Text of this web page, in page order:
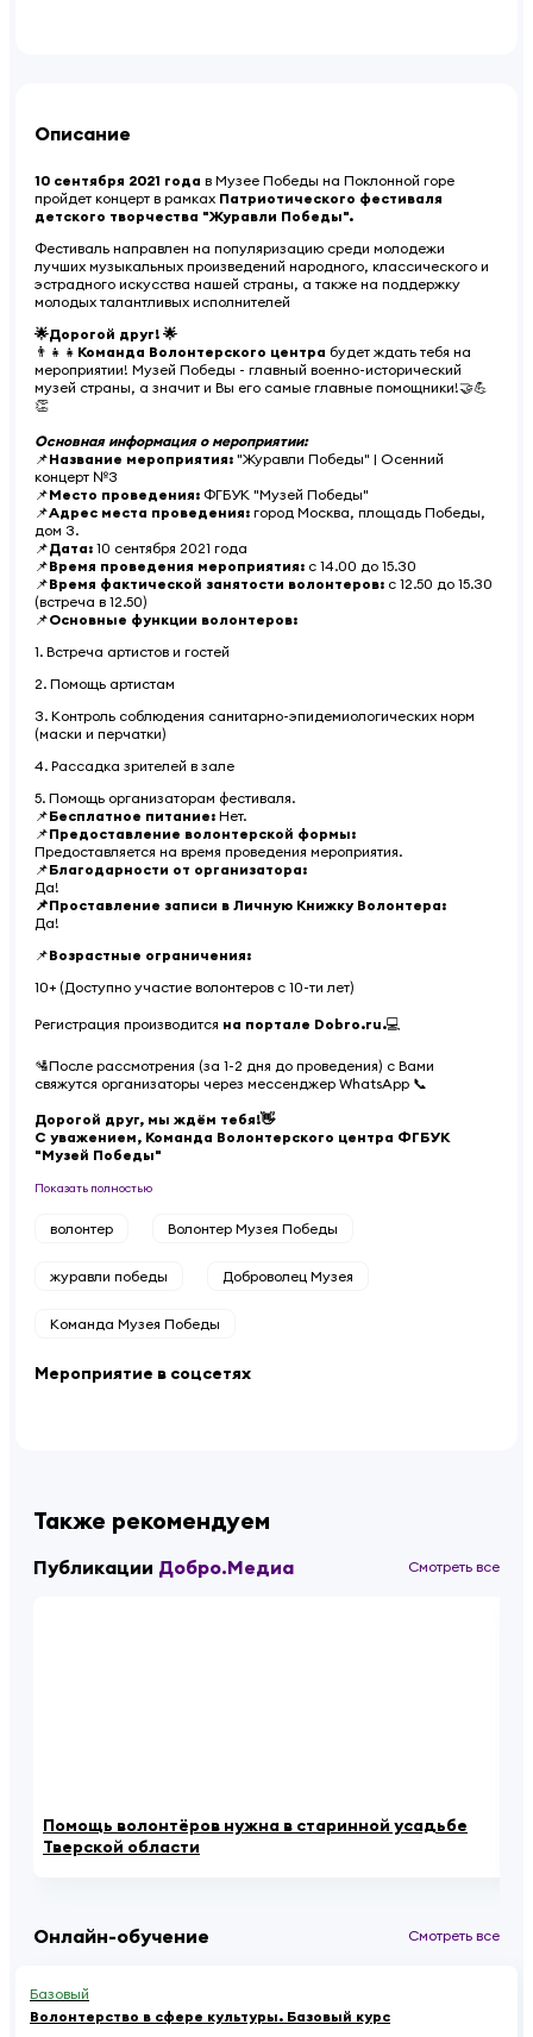
Описание
10 сентября 2021 года в Музее Победы на Поклонной горе
пройдет концерт в рамках Патриотического фестиваля
детского творчества "Журавли Победы".
Фестиваль направлен на популяризацию среди молодежи
лучших музыкальных произведений народного, классического и
эстрадного искусства нашей страны, а также на поддержку
молодых талантливых исполнителей
🌟Дорогой друг! 🌟
👨‍👧‍👧 Команда Волонтерского центра будет ждать тебя на
мероприятии! Музей Победы - главный военно-исторический
музей страны, а значит и Вы его самые главные помощники!🤝💪
👏
Основная информация о мероприятии:
📌Название мероприятия: "Журавли Победы" | Осенний
концерт №3
📌Место проведения: ФГБУК "Музей Победы"
📌Адрес места проведения: город Москва, площадь Победы,
дом 3.
📌Дата: 10 сентября 2021 года
📌Время проведения мероприятия: с 14.00 до 15.30
📌Время фактической занятости волонтеров: с 12.50 до 15.30
(встреча в 12.50)
📌Основные функции волонтеров:
1. Встреча артистов и гостей
2. Помощь артистам
3. Контроль соблюдения санитарно-эпидемиологических норм
(маски и перчатки)
4. Рассадка зрителей в зале
5. Помощь организаторам фестиваля.
📌Бесплатное питание: Нет.
📌Предоставление волонтерской формы:
Предоставляется на время проведения мероприятия.
📌Благодарности от организатора:
Да!
📌Проставление записи в Личную Книжку Волонтера:
Да!
📌Возрастные ограничения:
10+ (Доступно участие волонтеров с 10-ти лет)
Регистрация производится на портале Dobro.ru.💻
🛂После рассмотрения (за 1-2 дня до проведения) с Вами
свяжутся организаторы через мессенджер WhatsApp 📞
Дорогой друг, мы ждём тебя!👋
С уважением, Команда Волонтерского центра ФГБУК
"Музей Победы"
Показать полностью
волонтер Волонтер Музея Победы
журавли победы Доброволец Музея
Команда Музея Победы
Мероприятие в соцсетях
Также рекомендуем
Публикации Добро.Медиа Смотреть все
Помощь волонтёров нужна в старинной усадьбе
Тверской области
Онлайн-обучение Смотреть все
Базовый
Волонтерство в сфере культуры. Базовый курс